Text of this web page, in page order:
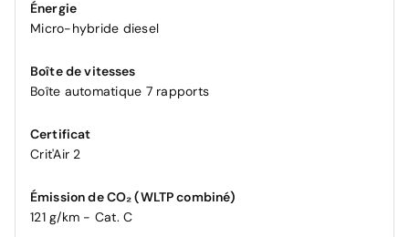
Énergie
Micro-hybride diesel
Boîte de vitesses
Boîte automatique 7 rapports
Certificat
Crit'Air 2
Émission de CO₂ (WLTP combiné)
121 g/km - Cat. C